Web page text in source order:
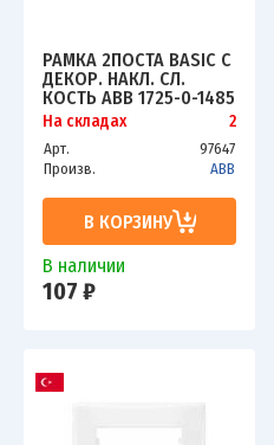
РАМКА 2ПОСТА BASIC С
ДЕКОР. НАКЛ. СЛ.
КОСТЬ ABB 1725-0-1485
На складах 2
Арт.
97647
Произв.
ABB
В КОРЗИНУ
В наличии
107 ₽